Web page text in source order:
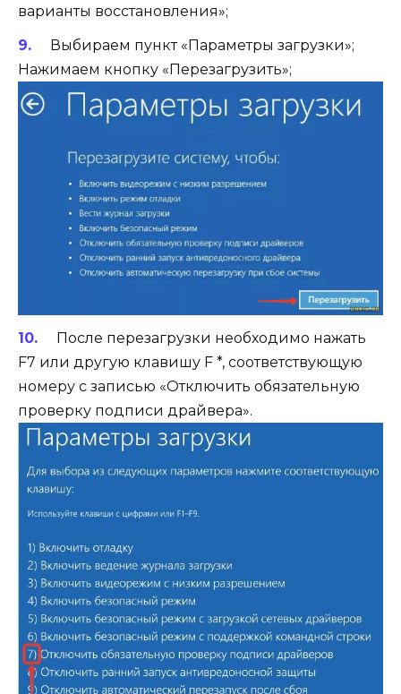
варианты восстановления»;
Выбираем пункт «Параметры загрузки»;
Нажимаем кнопку «Перезагрузить»;
После перезагрузки необходимо нажать
F7 или другую клавишу F *, соответствующую
номеру с записью «Отключить обязательную
проверку подписи драйвера».